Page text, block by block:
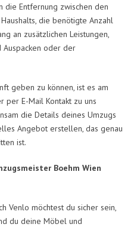
die Entfernung zwischen den
die benötigte Anzahl
an zusätzlichen Leistungen,
Auspacken oder der
geben zu können, ist es am
per E-Mail Kontakt zu uns
die Details deines Umzugs
Angebot erstellen, das genau
ist.
Boehm Wien
Venlo möchtest du sicher sein,
du deine Möbel und